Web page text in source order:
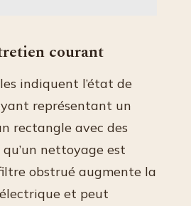
courant
indiquent l’état de
représentant un
rectangle avec des
nettoyage est
obstrué augmente la
et peut